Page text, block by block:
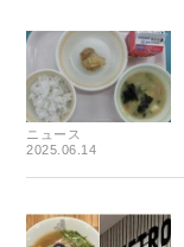
ニュース
2025.06.14